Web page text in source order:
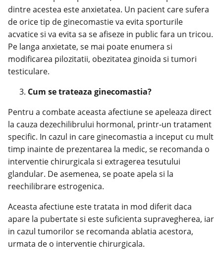
dintre acestea este anxietatea. Un pacient care sufera
de orice tip de ginecomastie va evita sporturile
acvatice si va evita sa se afiseze in public fara un tricou.
Pe langa anxietate, se mai poate enumera si
modificarea pilozitatii, obezitatea ginoida si tumori
testiculare.
Cum se trateaza ginecomastia?
Pentru a combate aceasta afectiune se apeleaza direct
la cauza dezechilibrului hormonal, printr-un tratament
specific. In cazul in care ginecomastia a inceput cu mult
timp inainte de prezentarea la medic, se recomanda o
interventie chirurgicala si extragerea tesutului
glandular. De asemenea, se poate apela si la
reechilibrare estrogenica.
Aceasta afectiune este tratata in mod diferit daca
apare la pubertate si este suficienta supravegherea, iar
in cazul tumorilor se recomanda ablatia acestora,
urmata de o interventie chirurgicala.